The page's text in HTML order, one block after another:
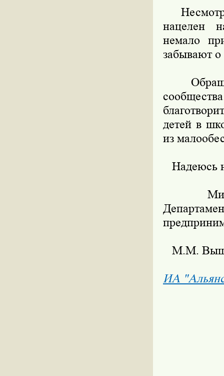
нацелен
немало
забывают
детей в
из
Надеюсь
М.М.
ИА